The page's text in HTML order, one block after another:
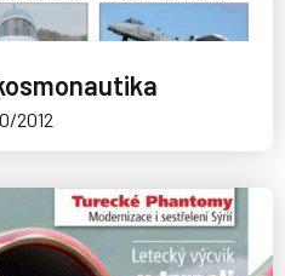
2012